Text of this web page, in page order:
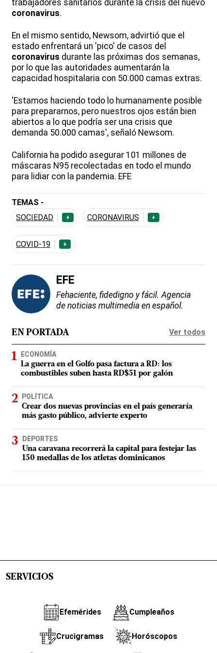
trabajadores sanitarios durante la crisis del nuevo
coronavirus.
En el mismo sentido, Newsom, advirtió que el
estado enfrentará un 'pico' de casos del
coronavirus durante las próximas dos semanas,
por lo que las autoridades aumentarán la
capacidad hospitalaria con 50.000 camas extras.
'Estamos haciendo todo lo humanamente posible
para prepararnos, pero nuestros ojos están bien
abiertos a lo que podría ser una crisis que
demanda 50.000 camas', señaló Newsom.
California ha podido asegurar 101 millones de
máscaras N95 recolectadas en todo el mundo
para lidiar con la pandemia. EFE
TEMAS -
SOCIEDAD
+ CORONAVIRUS +
COVID-19 +
EFE
Fehaciente, fidedigno y fácil. Agencia
de noticias multimedia en español.
EN PORTADA Ver todos
ECONOMÍA
La guerra en el Golfo pasa factura a RD: los
combustibles suben hasta RD$51 por galón
POLÍTICA
Crear dos nuevas provincias en el país generaría
más gasto público, advierte experto
DEPORTES
Una caravana recorrerá la capital para festejar las
150 medallas de los atletas dominicanos
SERVICIOS
Efemérides Cumpleaños
Crucigramas Horóscopos